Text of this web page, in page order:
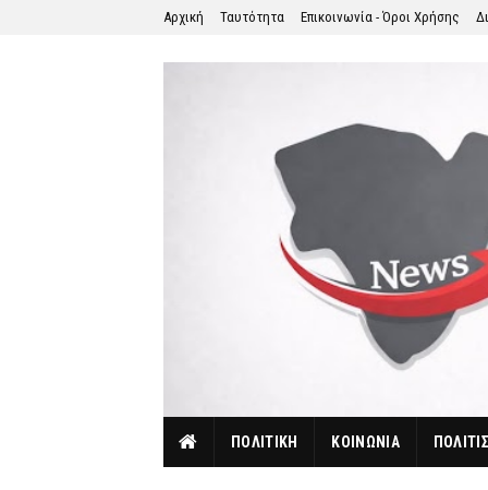
Αρχική Ταυτότητα Επικοινωνία - Όροι Χρήσης
ΠΟΛΙΤΙΚΗ ΚΟΙΝΩΝΙΑ